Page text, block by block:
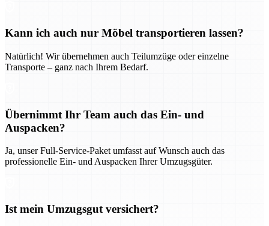
Kann ich auch nur Möbel transportieren lassen?
Natürlich! Wir übernehmen auch Teilumzüge oder einzelne
Transporte – ganz nach Ihrem Bedarf.
Übernimmt Ihr Team auch das Ein- und
Auspacken?
Ja, unser Full-Service-Paket umfasst auf Wunsch auch das
professionelle Ein- und Auspacken Ihrer Umzugsgüter.
Ist mein Umzugsgut versichert?